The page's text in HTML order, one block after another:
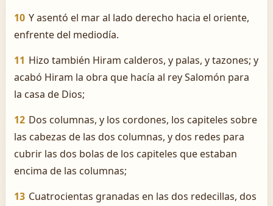
10 Y asentó el mar al lado derecho hacia el oriente,
enfrente del mediodía.
11 Hizo también Hiram calderos, y palas, y tazones; y
acabó Hiram la obra que hacía al rey Salomón para
la casa de Dios;
12 Dos columnas, y los cordones, los capiteles sobre
las cabezas de las dos columnas, y dos redes para
cubrir las dos bolas de los capiteles que estaban
encima de las columnas;
13 Cuatrocientas granadas en las dos redecillas, dos